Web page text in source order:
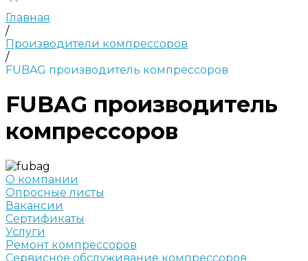
Главная
/
Производители компрессоров
/
FUBAG производитель компрессоров
FUBAG производитель
компрессоров
О компании
Опросные листы
Вакансии
Сертификаты
Услуги
Ремонт компрессоров
Сервисное обслуживание компрессоров